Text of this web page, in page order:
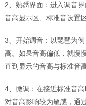
2、熟悉界面：进入调音
音高显示区、标准音设置
3、开始调音：以琵琶为
高。如果音高偏低，就慢
直到显示的音高与标准音高
4、微调：在接近标准音
对音高影响较为敏感，通